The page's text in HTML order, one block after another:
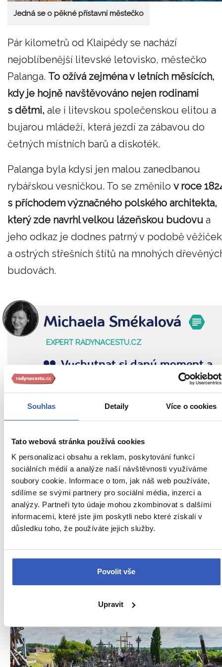
Souhlas Detaily Více o cookies
Tato webová stránka používá cookies
K personalizaci obsahu a reklam, poskytování funkcí
sociálních médií a analýze naší návštěvnosti využíváme
soubory cookie. Informace o tom, jak náš web používáte,
sdílíme se svými partnery pro sociální média, inzerci a
analýzy. Partneři tyto údaje mohou zkombinovat s dalšími
informacemi, které jste jim poskytli nebo které získali v
důsledku toho, že používáte jejich služby.
Povolit vše
Upravit
Jedná se o pěkné přístavní městečko
Pár kilometrů od Klaipédy se nachází
nejoblíbenější litevské letovisko, městečko
Palanga. To ožívá zejména v letních měsících,
kdy je hojně navštěvováno nejen rodinami
s dětmi, ale i litevskou společenskou elitou a
bujarou mládeží, která jezdí za zábavou do
četných místních barů a diskoték.
Palanga byla kdysi jen malou zanedbanou
rybářskou vesničkou. To se změnilo v roce
s příchodem význačného polského architekta,
který zde navrhl velkou lázeňskou budovu a
jeho odkaz je dodnes patrný v podobě věžiček
a ostrých střešních štítů na mnohých
budovách.
Michaela Smékalová
EXPERT RADYNACESTU.CZ
Vychutnat si daný moment a
odnést si nezapomenutelné
Zelená duše Pobaltí… Litva!
Vyberte si jeden z našich 8 zájezdů do Litvy
Zájezdy do Litvy